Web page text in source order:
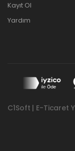
Kayıt Ol
Yardım
C1Soft | E-Ticaret